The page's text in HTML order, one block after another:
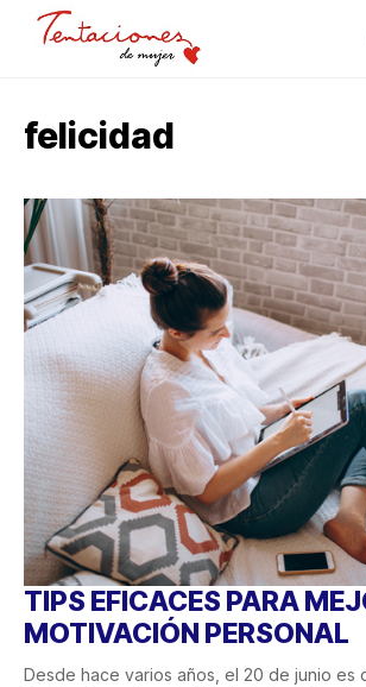
felicidad
TIPS EFICACES PARA
MOTIVACIÓN PERSONAL
Desde hace varios años, el 20 de junio es